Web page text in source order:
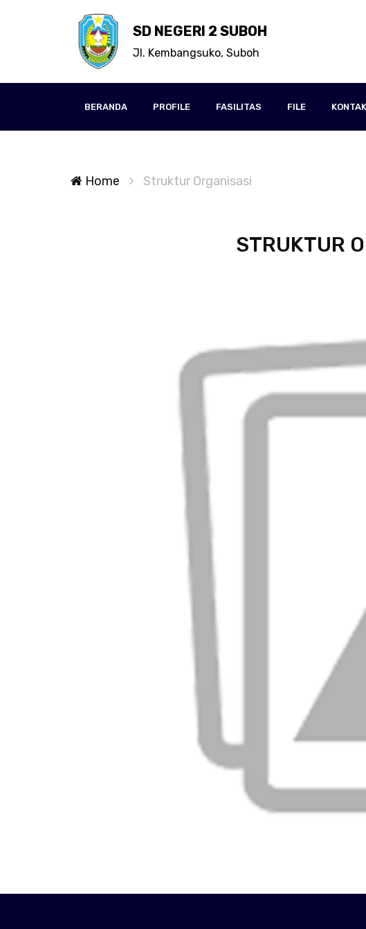
SD NEGERI 2 SUBOH
Jl. Kembangsuko, Suboh
BERANDA PROFILE FASILITAS FILE KONTAK
Home Struktur Organisasi
STRUKTUR